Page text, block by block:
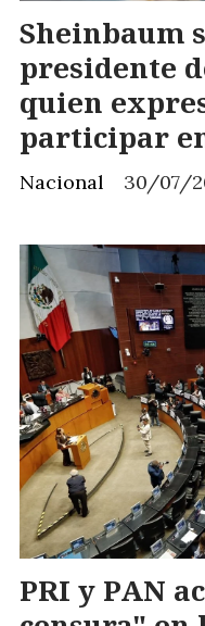
Sheinbaum
presidente
quien
participar
Nacional 30/07/
PRI y PAN